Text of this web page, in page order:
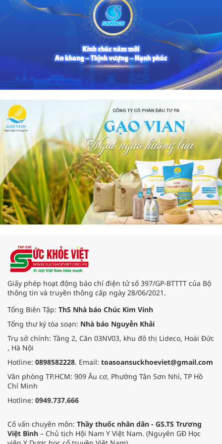
Giấy phép hoạt động báo chí điện tử số 397/GP-BTTTT của Bộ
thông tin và truyền thông cấp ngày 28/06/2021.
Tổng Biên Tập: ThS Nhà báo Chúc Kim Vinh
Tổng thư ký tòa soạn: Nhà báo Nguyễn Khải
Trụ sở chính: Tầng 2, Căn 03NV03, khu đô thị Lideco, Hoài Đức
, Hà Nội
Hotline: 0898582228. Email: toasoansuckhoeviet@gmail.com
Văn phòng TP.HCM: 909 Âu cơ, Phường Tân Sơn Nhì, TP Hồ
Chí Minh
Hotline: 0949.737.666
Cố vấn chuyên môn: Thầy thuốc nhân dân - GS.TS Trương
Việt Bình – Chủ tịch Hội Nam Y Việt Nam. (Nguyên GĐ Học